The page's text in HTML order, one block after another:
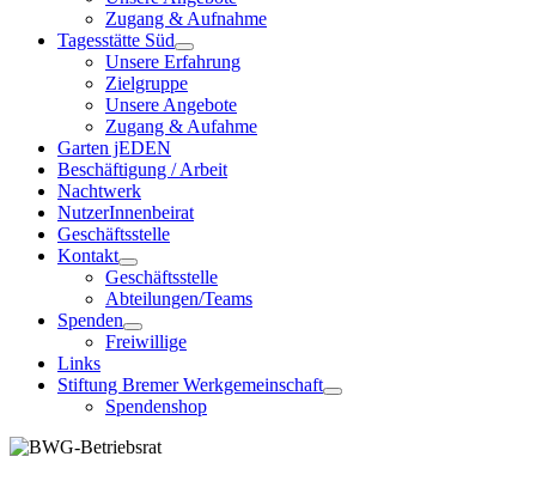
Zugang & Aufnahme
Tagesstätte Süd
Unsere Erfahrung
Zielgruppe
Unsere Angebote
Zugang & Aufahme
Garten jEDEN
Beschäftigung / Arbeit
Nachtwerk
NutzerInnenbeirat
Geschäftsstelle
Kontakt
Geschäftsstelle
Abteilungen/Teams
Spenden
Freiwillige
Links
Stiftung Bremer Werkgemeinschaft
Spendenshop